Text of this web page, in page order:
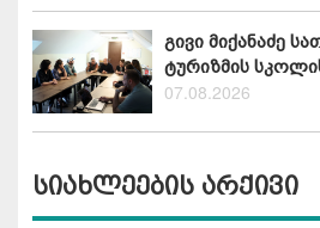
გივი მიქანაძე
ტურიზმის
07.08.2026
სიახლეების არქივი